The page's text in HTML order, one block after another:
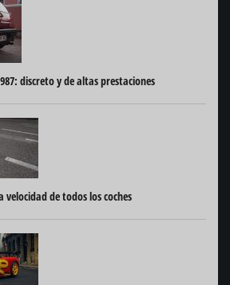
discreto y de altas prestaciones
de todos los coches